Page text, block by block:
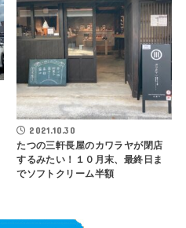
2021.10.30
たつの三軒長屋のカワラヤが閉店
するみたい！１０月末、最終日ま
でソフトクリーム半額